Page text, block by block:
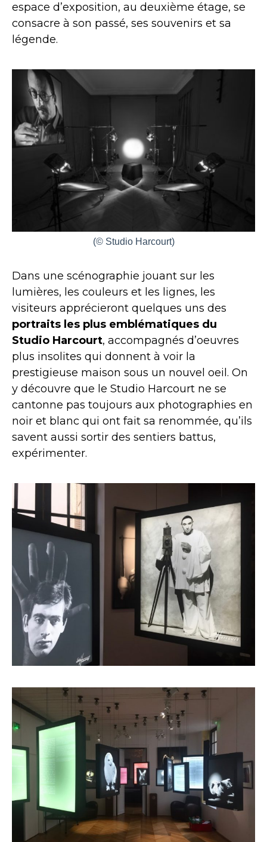
espace d’exposition, au deuxième étage, se
consacre à son passé, ses souvenirs et sa
légende.
(© Studio Harcourt)
Dans une scénographie jouant sur les
lumières, les couleurs et les lignes, les
visiteurs apprécieront quelques uns des
portraits les plus emblématiques du
Studio Harcourt, accompagnés d’oeuvres
plus insolites qui donnent à voir la
prestigieuse maison sous un nouvel oeil. On
y découvre que le Studio Harcourt ne se
cantonne pas toujours aux photographies en
noir et blanc qui ont fait sa renommée, qu’ils
savent aussi sortir des sentiers battus,
expérimenter.